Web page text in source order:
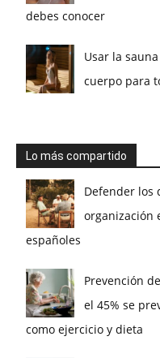
debes conocer
Usar la
cuerpo para
Lo más compartido
Defender los
organización
españoles
Prevención
el 45% se
como ejercicio y dieta